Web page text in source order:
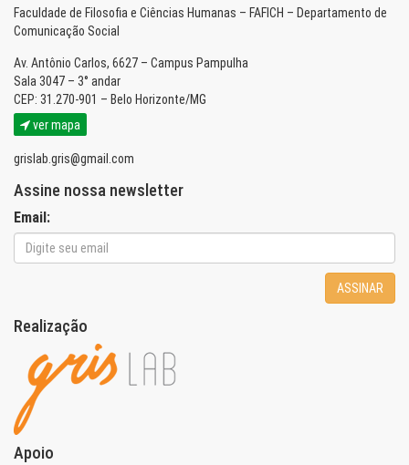
Faculdade de Filosofia e Ciências Humanas – FAFICH – Departamento de
Comunicação Social
Av. Antônio Carlos, 6627 – Campus Pampulha
Sala 3047 – 3° andar
CEP: 31.270-901 – Belo Horizonte/MG
ver mapa
grislab.gris@gmail.com
Assine nossa newsletter
Email:
ASSINAR
Realização
Apoio